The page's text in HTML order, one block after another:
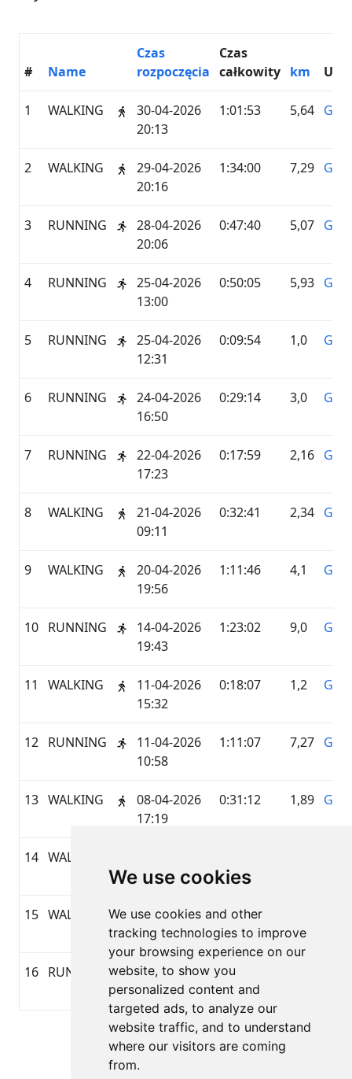
We use cookies
We use cookies and other
tracking technologies to improve
your browsing experience on our
website, to show you
personalized content and
targeted ads, to analyze our
website traffic, and to understand
where our visitors are coming
from.
# Name
Czas
rozpoczęcia
Czas
całkowity km
1 WALKING
30-04-2026
20:13
1:01:53 5,64
2 WALKING
29-04-2026
20:16
1:34:00 7,29
3 RUNNING
28-04-2026
20:06
0:47:40 5,07
4 RUNNING
25-04-2026
13:00
0:50:05 5,93
5 RUNNING
25-04-2026
12:31
0:09:54 1,0
6 RUNNING
24-04-2026
16:50
0:29:14 3,0
7 RUNNING
22-04-2026
17:23
0:17:59 2,16
8 WALKING
21-04-2026
09:11
0:32:41 2,34
9 WALKING
20-04-2026
19:56
1:11:46 4,1
10 RUNNING
14-04-2026
19:43
1:23:02 9,0
11 WALKING
11-04-2026
15:32
0:18:07 1,2
12 RUNNING
11-04-2026
10:58
1:11:07 7,27
13 WALKING
08-04-2026
17:19
0:31:12 1,89
14 WALKING
12:12
15 WALKING
02-04-2026
20:36
1:09:31
16 RUNNING
01-04-2026
19:52
0:48:14
Strona 1 z 1